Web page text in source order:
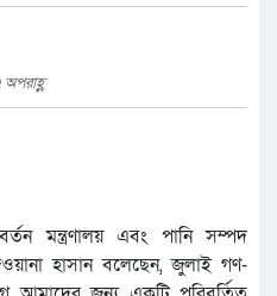
মন্ত্রণালয় এবং পানি সম্পদ
হাসান বলেছেন, জুলাই গণ-